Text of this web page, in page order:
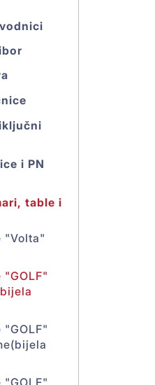
i PN
table i
"Volta"
"GOLF"
"GOLF"
"GOLF"